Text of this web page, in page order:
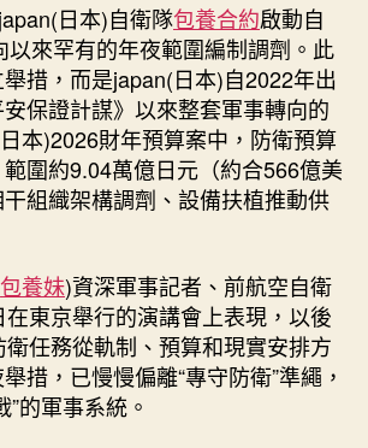
日本)自衛隊包養合約啟動自
以來罕有的年夜範圍編制調劑。此
措，而是japan(日本)自2022年出
保證計謀》以來整套軍事轉向的
本)2026財年預算案中，防衛預算
範圍約9.04萬億日元（約合566億美
組織架構調劑、設備扶植推動供
包養妹)資深軍事記者、前航空自衛
東京舉行的演講會上表現，以後
任務從軌制、預算和現實安排方
措，已慢慢偏離“專守防衛”準繩，
的軍事系統。